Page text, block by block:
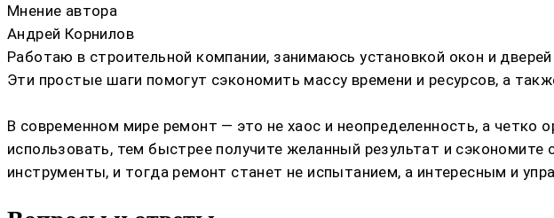
Мнение автора
Андрей Корнилов
Работаю в строительной компании, занимаюсь установкой окон и дверей
Эти простые шаги помогут сэкономить массу времени и ресурсов, а
В современном мире ремонт — это не хаос и неопределенность, а
использовать, тем быстрее получите желанный результат и
инструменты, и тогда ремонт станет не испытанием, а интересным и